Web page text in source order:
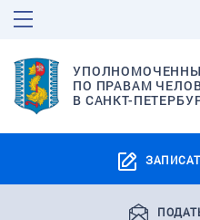
ПО ПРАВАМ
В САНКТ-